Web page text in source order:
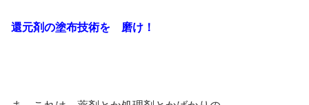
還元剤の塗布技術を 磨け！